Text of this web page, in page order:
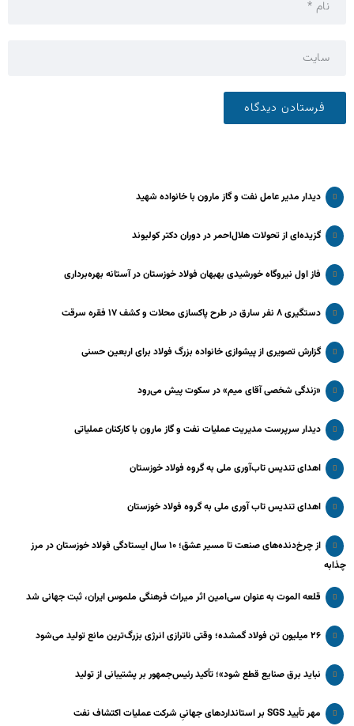
دیدار مدیر عامل نفت و گاز مارون با خانواده شهید
گزیده‌ای از تحولات هلال‌احمر در دوران دکتر کولیوند
فاز اول نیروگاه خورشیدی بهبهان فولاد خوزستان در آستانه بهره‌برداری
دستگیری ۸ نفر سارق در طرح پاکسازی محلات و کشف ۱۷ فقره سرقت
گزارش تصویری از پیشوازی خانواده بزرگ فولاد برای اربعین حسنی
«زندگی شخصی آقای میم» در سکوت پیش می‌رود
دیدار سرپرست مدیریت عملیات نفت و گاز مارون با کارکنان عملیاتی
اهدای تندیس تاب‌آوری ملی به گروه فولاد خوزستان
اهدای تندیس تاب آوری ملی به گروه فولاد خوزستان
از چرخ‌دنده‌های صنعت تا مسیر عشق؛ ۱۰ سال ایستادگی فولاد خوزستان در مرز
چذابه
قلعه الموت به عنوان سی‌امین اثر میراث‌ فرهنگی ملموس ایران، ثبت جهانی شد
۲۶ میلیون تن فولاد گمشده؛ وقتی ناترازی انرژی بزرگ‌ترین مانع تولید می‌شود
نباید برق صنایع قطع شود»؛ تأکید رئیس‌جمهور بر پشتیبانی از تولید
مهر تأیید SGS بر استانداردهای جهانیِ شرکت عملیات اکتشاف نفت